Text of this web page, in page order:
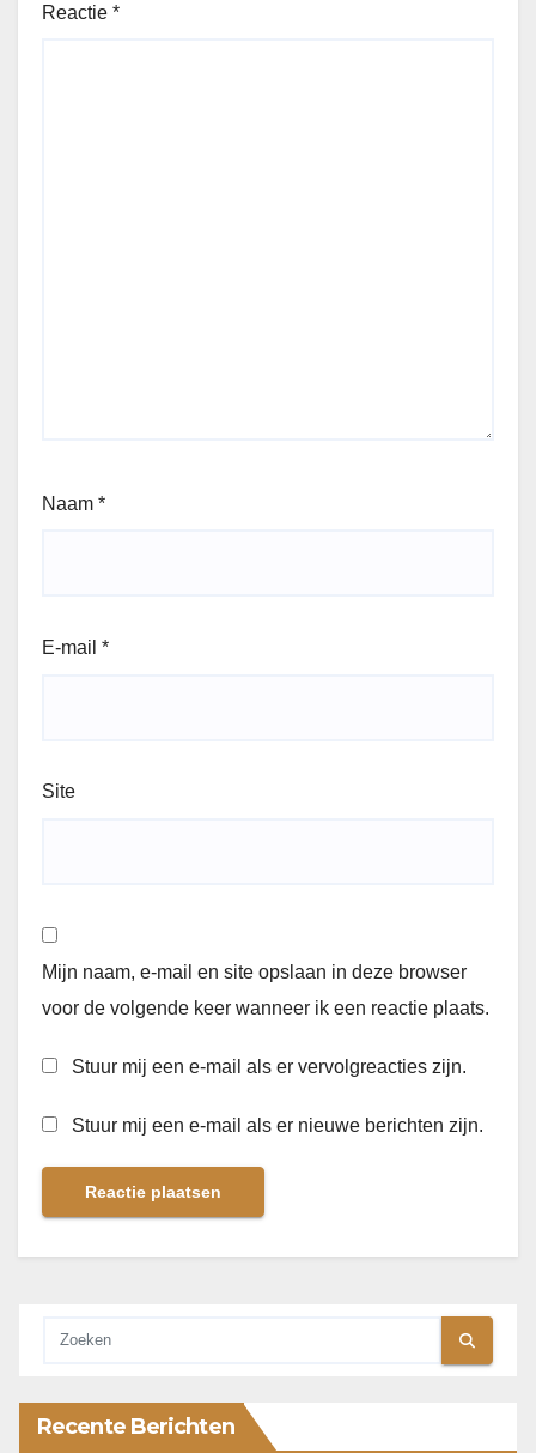
Reactie *
Naam *
E-mail *
Site
Mijn naam, e-mail en site opslaan in deze browser
voor de volgende keer wanneer ik een reactie plaats.
Stuur mij een e-mail als er vervolgreacties zijn.
Stuur mij een e-mail als er nieuwe berichten zijn.
Recente Berichten